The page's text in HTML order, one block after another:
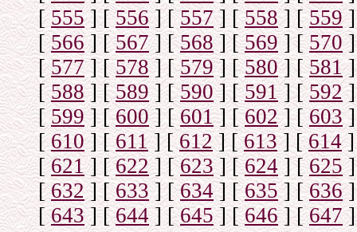
[555] [556] [557] [558] [559]
[566] [567] [568] [569] [570]
[577] [578] [579] [580] [581]
[588] [589] [590] [591] [592]
[599] [600] [601] [602] [603]
[610] [611] [612] [613] [614]
[621] [622] [623] [624] [ 625]
[632] [633] [634] [635] [636]
[643] [644] [645] [646] [647]